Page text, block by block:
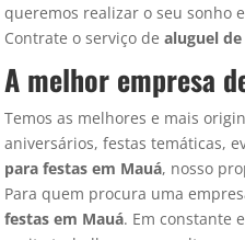
queremos realizar o seu sonho
Contrate o serviço dealuguel
A melhor empresa
Temos as melhores e mais
aniversários, festas temáticas,
para festas em Mauá, nosso
Para quem procura uma
festas em Mauá. Em constante